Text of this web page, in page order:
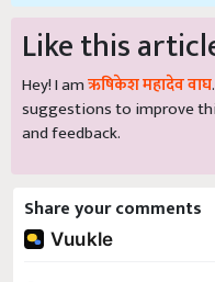
Like this
Hey! I amऋषिकेश महादेव वाघ
suggestions to improve
and feedback.
Share your comments